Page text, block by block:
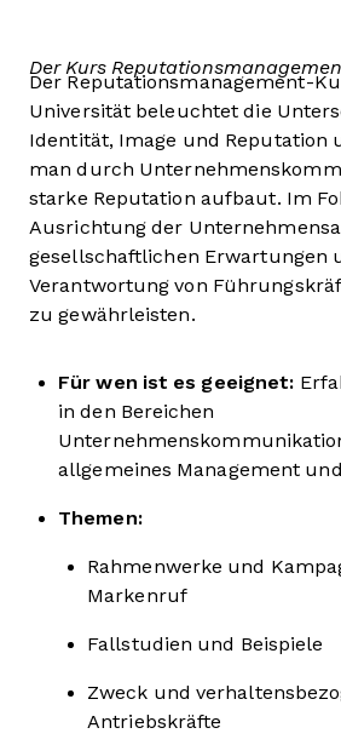
Der Kurs
Der Reputationsmanagement-
Universität beleuchtet die
Identität, Image und Reputation
man durch
starke Reputation aufbaut. Im
Ausrichtung der
gesellschaftlichen Erwartungen
Verantwortung von
zu gewährleisten.
Für wen ist es geeignet:
in den Bereichen
allgemeines Management
Themen:
Rahmenwerke und
Markenruf
Fallstudien und Beispiele
Zweck und
Antriebskräfte